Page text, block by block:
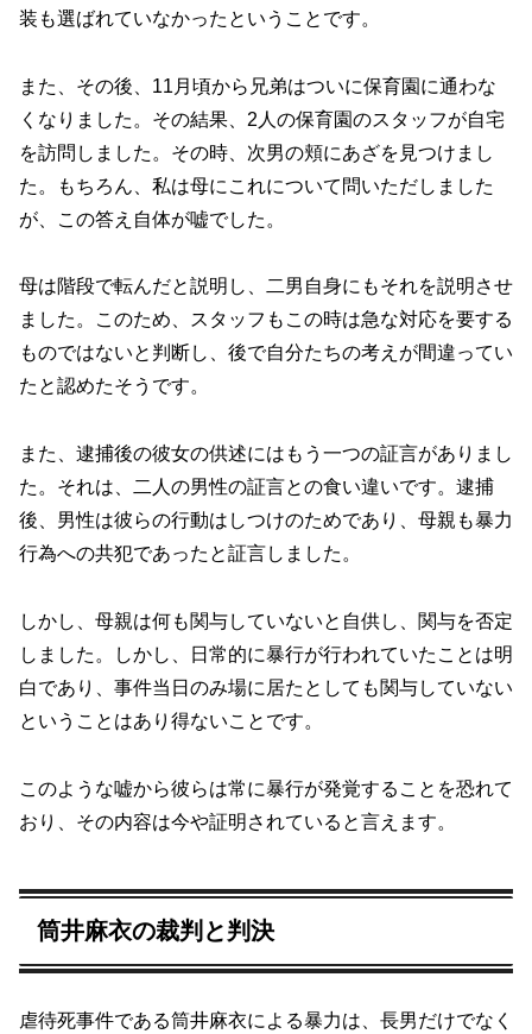
装も選ばれていなかったということです。
また、その後、11月頃から兄弟はついに保育園に通わな
くなりました。その結果、2人の保育園のスタッフが自宅
を訪問しました。その時、次男の頬にあざを見つけまし
た。もちろん、私は母にこれについて問いただしました
が、この答え自体が嘘でした。
母は階段で転んだと説明し、二男自身にもそれを説明させ
ました。このため、スタッフもこの時は急な対応を要する
ものではないと判断し、後で自分たちの考えが間違ってい
たと認めたそうです。
また、逮捕後の彼女の供述にはもう一つの証言がありまし
た。それは、二人の男性の証言との食い違いです。逮捕
後、男性は彼らの行動はしつけのためであり、母親も暴力
行為への共犯であったと証言しました。
しかし、母親は何も関与していないと自供し、関与を否定
しました。しかし、日常的に暴行が行われていたことは明
白であり、事件当日のみ場に居たとしても関与していない
ということはあり得ないことです。
このような嘘から彼らは常に暴行が発覚することを恐れて
おり、その内容は今や証明されていると言えます。
筒井麻衣の裁判と判決
虐待死事件である筒井麻衣による暴力は、長男だけでなく